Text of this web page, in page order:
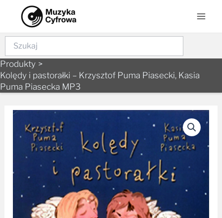
content
Szukaj
Produkty
Kolędy i pastorałki – Krzysztof Puma Piasecki, Kasia
Puma Piasecka MP3
ilość
Kolędy
pastorałki
Krzysztof
Puma
Kasia
Piasecka